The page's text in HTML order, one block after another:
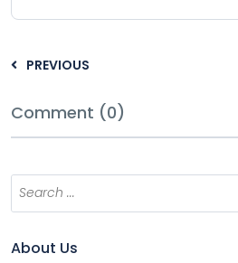
PREVIOUS
Comment (0)
About Us